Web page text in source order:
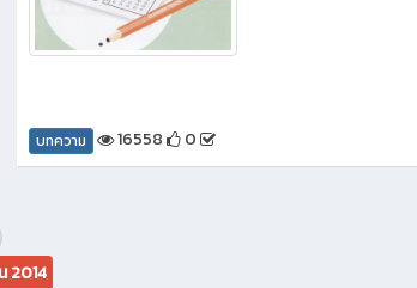
บทความ 16558 0
2014